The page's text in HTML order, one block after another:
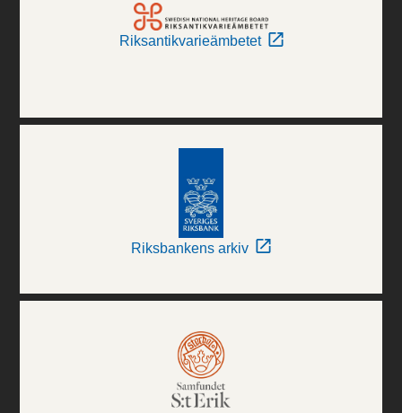
Riksantikvarieämbetet
Riksbankens arkiv